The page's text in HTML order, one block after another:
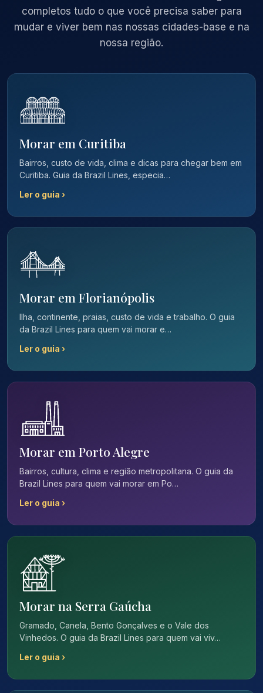
completos tudo o que você precisa saber para
mudar e viver bem nas nossas cidades-base e na
nossa região.
Morar em Curitiba
Bairros, custo de vida, clima e dicas para chegar bem em
Curitiba. Guia da Brazil Lines, especia…
Ler o guia ›
Morar em Florianópolis
Ilha, continente, praias, custo de vida e trabalho. O guia
da Brazil Lines para quem vai morar e…
Ler o guia ›
Morar em Porto Alegre
Bairros, cultura, clima e região metropolitana. O guia da
Brazil Lines para quem vai morar em Po…
Ler o guia ›
Morar na Serra Gaúcha
Gramado, Canela, Bento Gonçalves e o Vale dos
Vinhedos. O guia da Brazil Lines para quem vai viv…
Ler o guia ›